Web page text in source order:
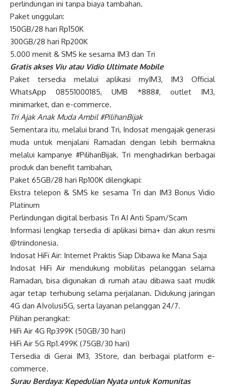
perlindungan ini tanpa biaya tambahan.
Paket unggulan:
150GB/28 hari Rp150K
300GB/28 hari Rp200K
5.000 menit & SMS ke sesama IM3 dan Tri
Gratis akses Viu atau Vidio Ultimate Mobile
Paket tersedia melalui aplikasi myIM3, IM3 Official
WhatsApp 08551000185, UMB *888#, outlet IM3,
minimarket, dan e-commerce.
Tri Ajak Anak Muda Ambil #PilihanBijak
Sementara itu, melalui brand Tri, Indosat mengajak generasi
muda untuk menjalani Ramadan dengan lebih bermakna
melalui kampanye #PilihanBijak. Tri menghadirkan berbagai
produk dan benefit tambahan,
Paket 65GB/28 hari Rp100K dilengkapi:
Ekstra telepon & SMS ke sesama Tri dan IM3 Bonus Vidio
Platinum
Perlindungan digital berbasis Tri AI Anti Spam/Scam
Informasi lengkap tersedia di aplikasi bima+ dan akun resmi
@triindonesia.
Indosat HiFi Air: Internet Praktis Siap Dibawa ke Mana Saja
Indosat HiFi Air mendukung mobilitas pelanggan selama
Ramadan, bisa digunakan di rumah atau dibawa saat mudik
agar tetap terhubung selama perjalanan. Didukung jaringan
4G dan AIvolusi5G, serta layanan pelanggan 24/7.
Pilihan perangkat:
HiFi Air 4G Rp399K (50GB/30 hari)
HiFi Air 5G Rp1.499K (75GB/30 hari)
Tersedia di Gerai IM3, 3Store, dan berbagai platform e-
commerce.
Surau Berdaya: Kepedulian Nyata untuk Komunitas